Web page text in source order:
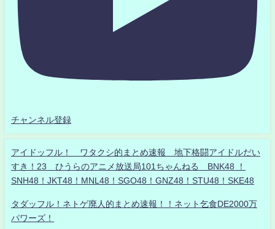
チャンネル登録
アイドッフル！ ワタクシ的まとめ速報 地下格闘アイドルだい
すき！23 ひうらのアニメ放送局101ちゃんねる BNK48 ！
SNH48！JKT48！MNL48！SGO48！GNZ48！STU48！SKE48
タダッフル！ネトゲ廃人的まとめ速報！！ネット乞食DE2000万
パワーズ！